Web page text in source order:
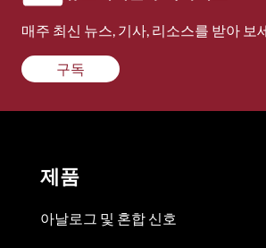
매주 최신 뉴스, 기사, 리소스를 받아 보
구독
제품
아날로그 및 혼합 신호